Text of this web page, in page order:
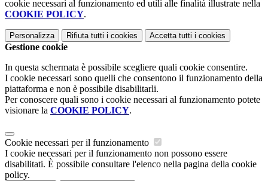
cookie necessari al funzionamento ed utili alle finalità illustrate nella
COOKIE POLICY.
Personalizza Rifiuta tutti i cookies Accetta tutti i cookies
Gestione cookie
In questa schermata è possibile scegliere quali cookie consentire.
I cookie necessari sono quelli che consentono il funzionamento della
piattaforma e non è possibile disabilitarli.
Per conoscere quali sono i cookie necessari al funzionamento potete
visionare la COOKIE POLICY.
Cookie necessari per il funzionamento
I cookie necessari per il funzionamento non possono essere
disabilitati. È possibile consultare l'elenco nella pagina della cookie
policy.